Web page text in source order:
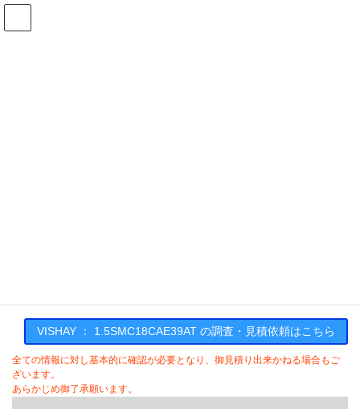
コ
ナ
VISHAY ： 1.5SMC18CAE39AT の調査・見積依頼はこちら
全ての情報に対し基本的に確認が必要となり、御見積り出来かねる場合もご
ざいます。
あらかじめ御了承願います。